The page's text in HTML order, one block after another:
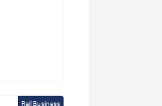
Rail Business